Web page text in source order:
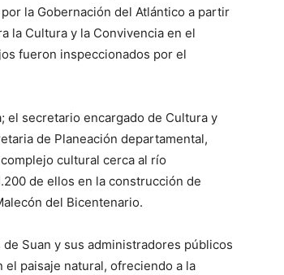
la Gobernación del Atlántico a partir
la Cultura y la Convivencia en el
fueron inspeccionados por el
el secretario encargado de Cultura y
de Planeación departamental,
cultural cerca al río
de ellos en la construcción de
del Bicentenario.
Suan y sus administradores públicos
paisaje natural, ofreciendo a la